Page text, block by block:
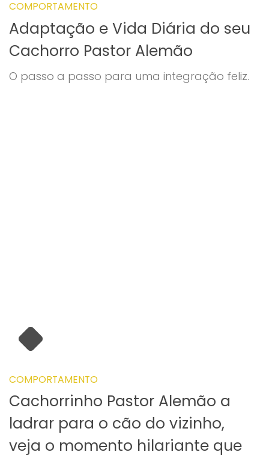
COMPORTAMENTO
Adaptação e Vida Diária do seu
Cachorro Pastor Alemão
O passo a passo para uma integração feliz.
COMPORTAMENTO
Cachorrinho Pastor Alemão a
ladrar para o cão do vizinho,
veja o momento hilariante que